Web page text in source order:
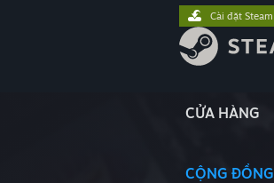
CỬA HÀNG
CỘNG ĐỒNG
Cài đặt Steam